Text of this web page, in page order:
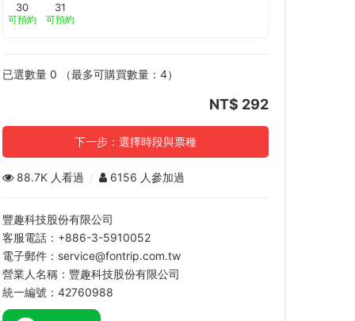
30
可預約
31
可預約
已選數量 0 （最多可購買數量： 4）
NT$ 292
下一步：選擇時段與票種
88.7K 人看過 / 6156 人參加過
豐趣科技股份有限公司
客服電話：+886-3-5910052
電子郵件：service@fontrip.com.tw
營業人名稱：豐趣科技股份有限公司
統一編號：42760988